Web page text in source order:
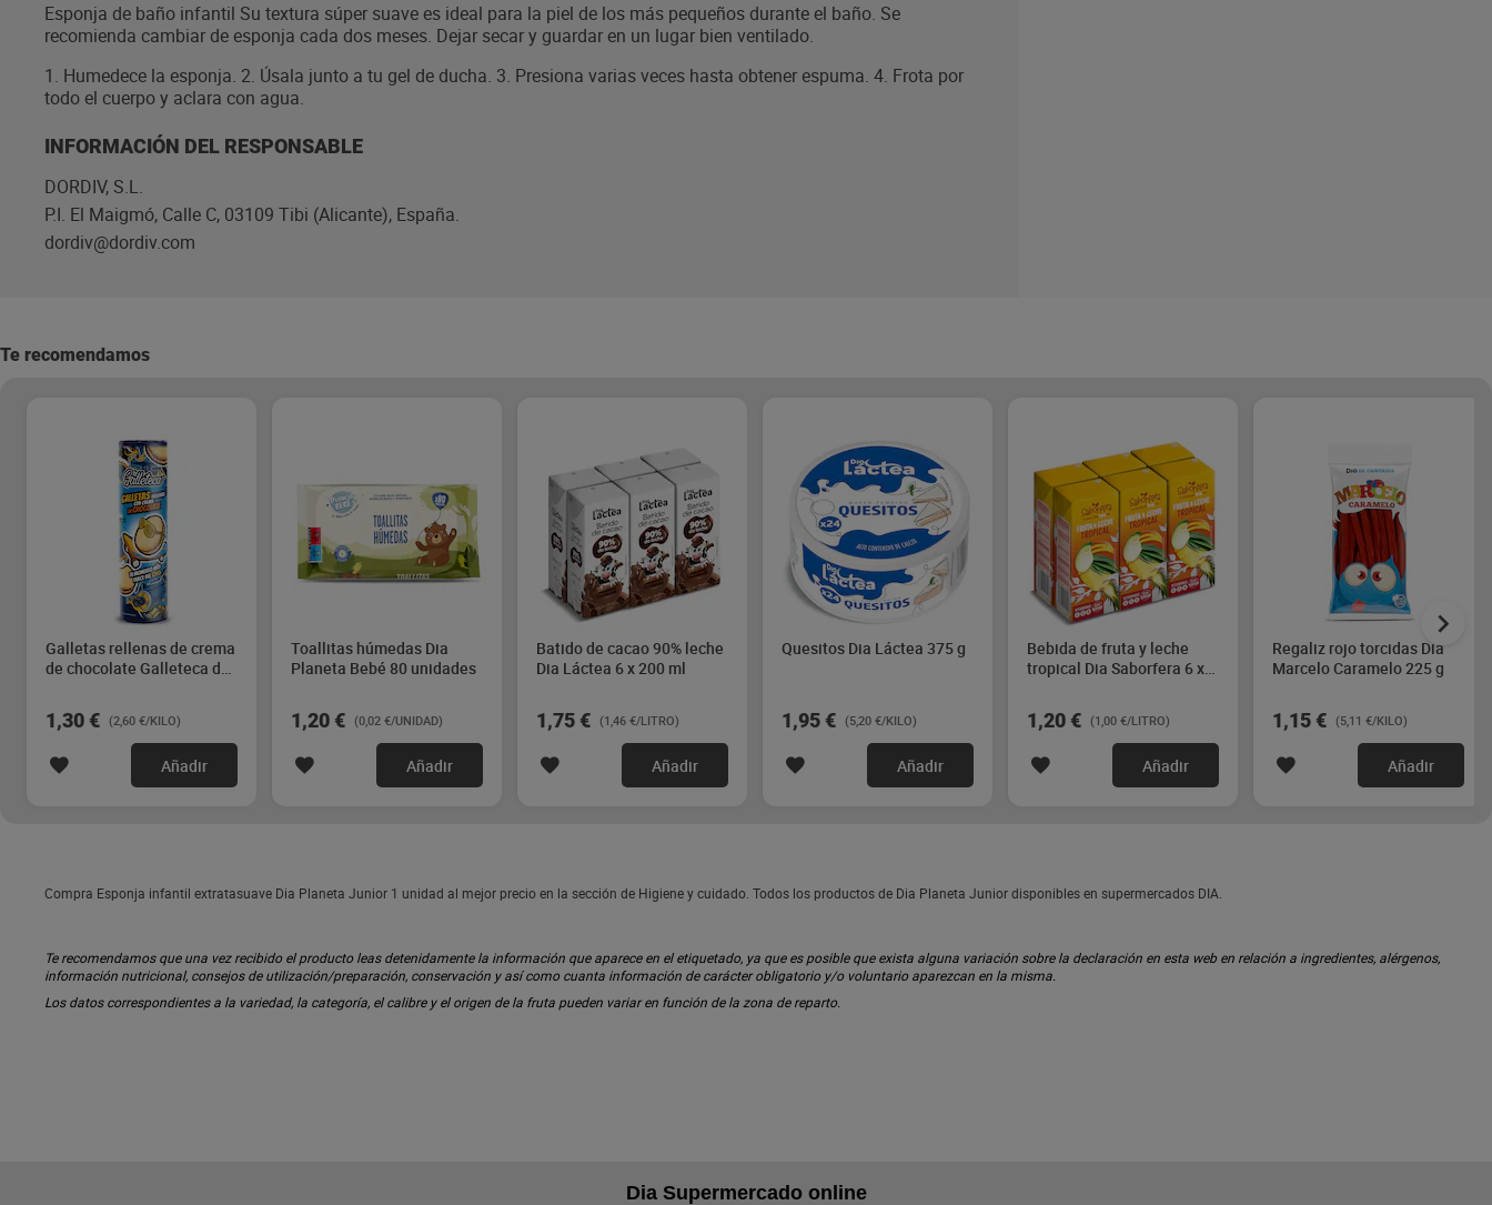
Esponja de baño infantil Su textura súper suave es ideal para la piel de los más pequeños durante el baño. Se
recomienda cambiar de esponja cada dos meses. Dejar secar y guardar en un lugar bien ventilado.
1. Humedece la esponja. 2. Úsala junto a tu gel de ducha. 3. Presiona varias veces hasta obtener espuma. 4. Frota por
todo el cuerpo y aclara con agua.
INFORMACIÓN DEL RESPONSABLE
DORDIV, S.L.
P.I. El Maigmó, Calle C, 03109 Tibi (Alicante), España.
dordiv@dordiv.com
Te recomendamos
Galletas rellenas de crema
de chocolate Galleteca de
1,30 € (2,60 €/KILO)
Añadir
Toallitas húmedas Dia
Planeta Bebé 80 unidades
1,20 € (0,02 €/UNIDAD)
Añadir
Batido de cacao 90% leche
Dia Láctea 6 x 200 ml
1,75 € (1,46 €/LITRO)
Añadir
Quesitos Dia Láctea 375 g
1,95 € (5,20 €/KILO)
Añadir
Bebida de fruta y leche
tropical Dia Saborfera 6 x
1,20 € (1,00 €/LITRO)
Añadir
Regaliz rojo torcidas Dia
Marcelo Caramelo 225 g
1,15 € (5,11 €/KILO)
Añadir
Compra Esponja infantil extratasuave Dia Planeta Junior 1 unidad al mejor precio en la sección de Higiene y cuidado. Todos los productos de Dia Planeta Junior disponibles en supermercados DIA.
Te recomendamos que una vez recibido el producto leas detenidamente la información que aparece en el etiquetado, ya que es posible que exista alguna variación sobre la declaración en esta web en relación a ingredientes, alérgenos,
información nutricional, consejos de utilización/preparación, conservación y así como cuanta información de carácter obligatorio y/o voluntario aparezcan en la misma.
Los datos correspondientes a la variedad, la categoría, el calibre y el origen de la fruta pueden variar en función de la zona de reparto.
Dia Supermercado online